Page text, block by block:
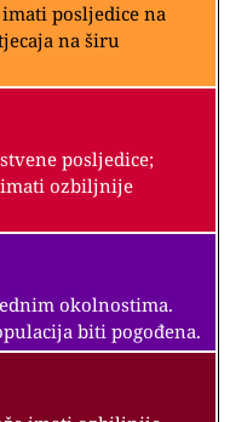
posljedice na
na širu
posljedice;
ozbiljnije
okolnostima.
biti pogođena.